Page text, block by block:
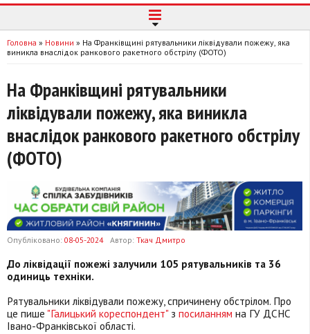
Головна » Новини » На Франківщині рятувальники ліквідували пожежу, яка
виникла внаслідок ранкового ракетного обстрілу (ФОТО)
На Франківщині рятувальники
ліквідували пожежу, яка виникла
внаслідок ранкового ракетного обстрілу
(ФОТО)
Опубліковано: 08-05-2024 Автор: Ткач Дмитро
До ліквідації пожежі залучили 105 рятувальників та 36
одиниць техніки.
Рятувальники ліквідували пожежу, спричинену обстрілом. Про
це пише "Галицький кореспондент"з посиланням на ГУ ДСНС
Івано-Франківської області.